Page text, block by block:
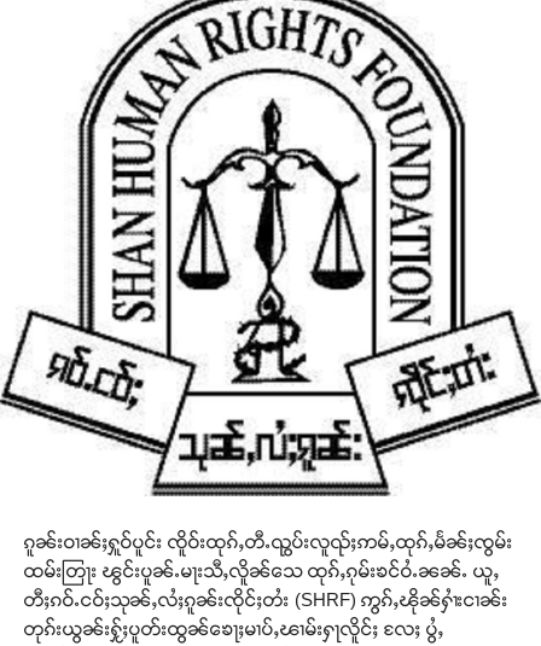
ၵူၼ်းဝၢၼ်ႈႁူဝ်ပူင်း ၸိူဝ်းထုၵ်ႇတီႉၺွပ်းလူၺ်ႈဢမ်ႇထုၵ်ႇမႅၼ်ႈၸွမ်း
ထမ်းတြႃး ၽွင်းပူၼ်ႉမႃးသီႇလိူၼ်သေ ထုၵ်ႇၵုမ်းၶင်ဝႆႉၼၼ်ႉ ယူႇ
တီႈၵဝ်ႉငဝ်ႈသုၼ်ႇလႆႈၵူၼ်းၸိုင်ႈတႆး (SHRF) ဢွၵ်ႇၽိုၼ်ႁၢႆးငၢၼ်း
တုၵ်းယွၼ်းႁႂ်ႈပူတ်းထွၼ်ၶေႃႈမၢပ်ႇၽၢမ်းႁႃလိူင်ႈ လႄႈ ပွႆႇ